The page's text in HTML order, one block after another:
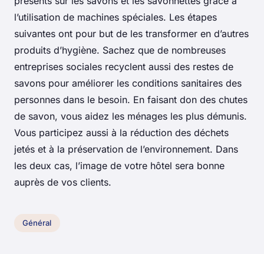
l’utilisation de machines spéciales. Les étapes
suivantes ont pour but de les transformer en d’autres
produits d’hygiène. Sachez que de nombreuses
entreprises sociales recyclent aussi des restes de
savons pour améliorer les conditions sanitaires des
personnes dans le besoin. En faisant don des chutes
de savon, vous aidez les ménages les plus démunis.
Vous participez aussi à la réduction des déchets
jetés et à la préservation de l’environnement. Dans
les deux cas, l’image de votre hôtel sera bonne
auprès de vos clients.
Général